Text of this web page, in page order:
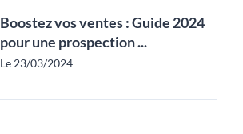
Boostez vos ventes : Guide 2024
pour une prospection ...
Le 23/03/2024